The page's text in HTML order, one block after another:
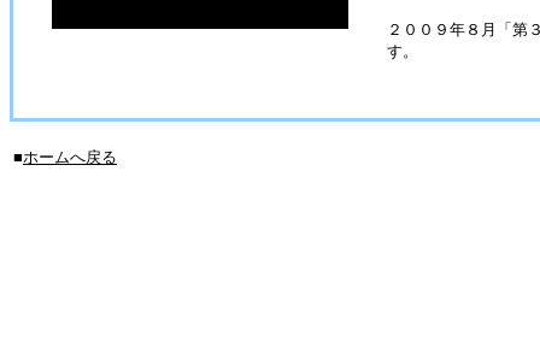
２００９年８月「第
す。
■ホームへ戻る